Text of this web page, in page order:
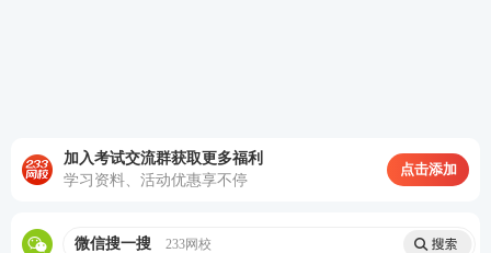
第三步：阅读承诺书，勾选“我已阅读并承诺”，进行
加入考试交流群获取更多福利
学习资料、活动优惠享不停
点击添加
微信搜一搜 233网校